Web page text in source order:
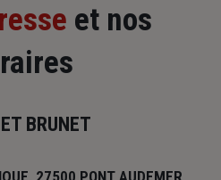
et nos
BRUNET